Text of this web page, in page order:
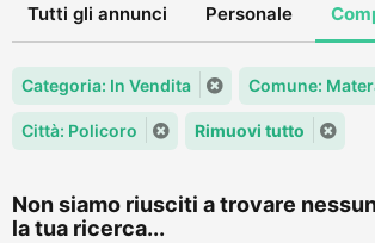
Tutti gli annunci Personale
Categoria: In Vendita Comune:
Città: Policoro Rimuovi tutto
Non siamo riusciti a trovare
la tua ricerca...